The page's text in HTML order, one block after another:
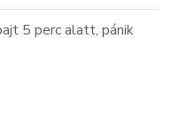
5 perc alatt, pánik